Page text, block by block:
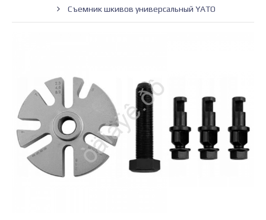
Съемник шкивов универсальный YATO